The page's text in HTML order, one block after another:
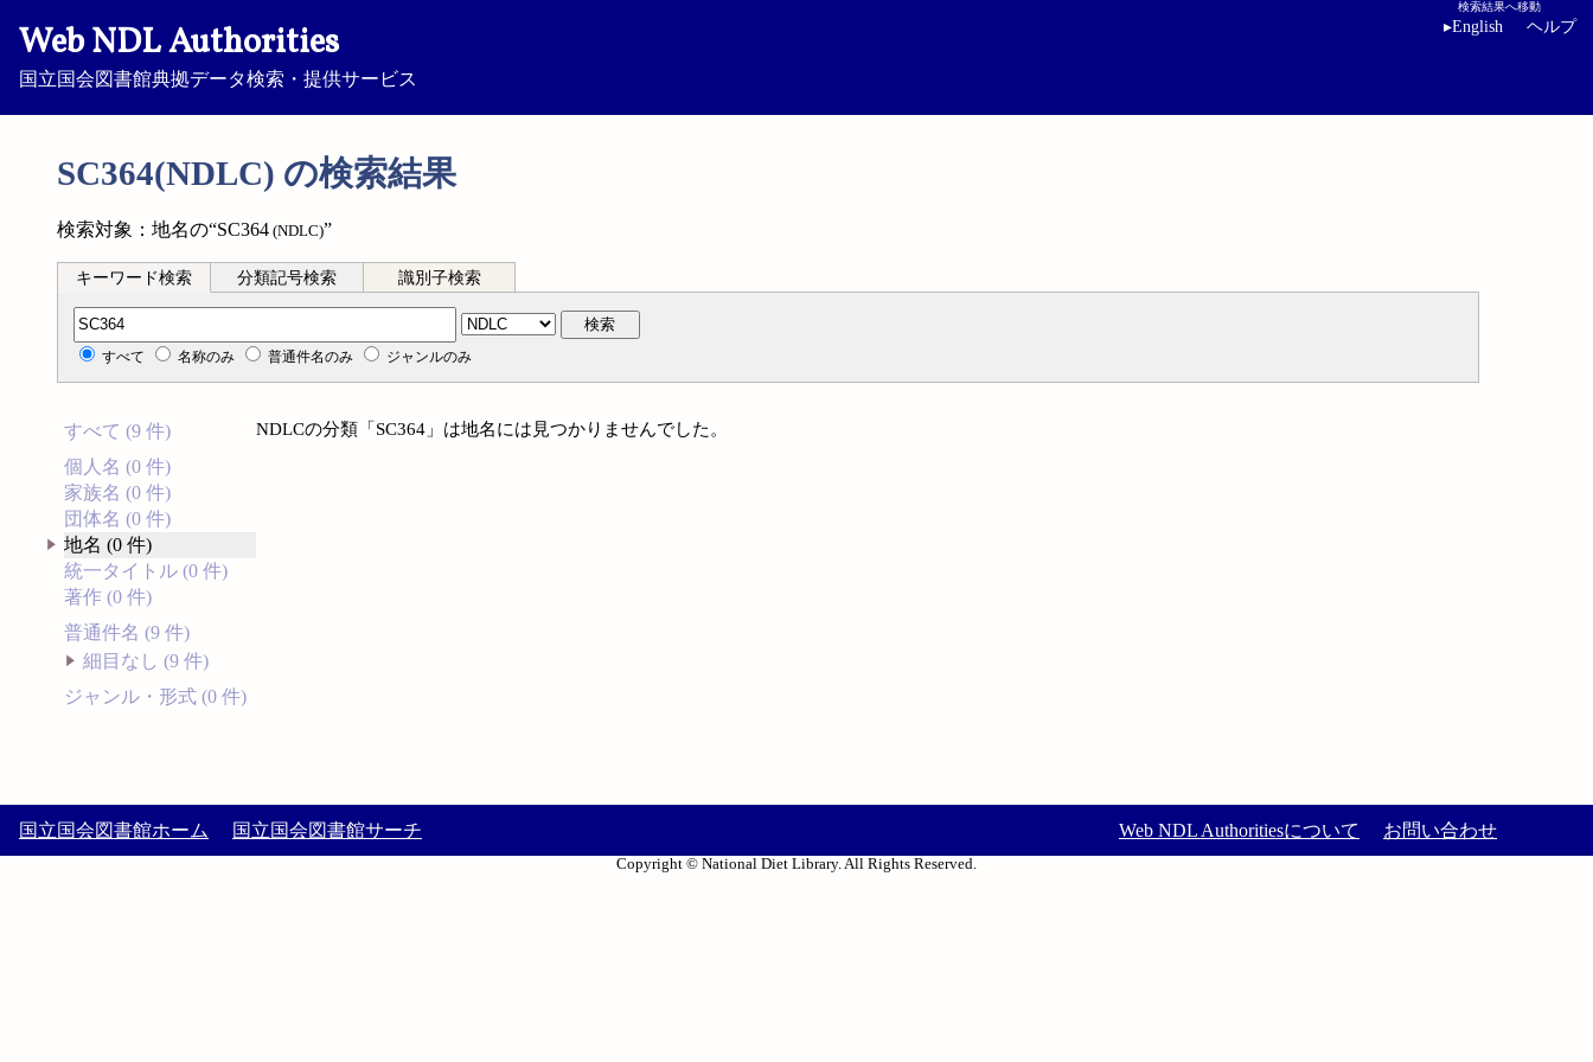
Web NDL Authorities
国立国会図書館典拠データ検索・提供サービス
検索結果へ移動
▸English ヘルプ
SC364(NDLC) の検索結果
検索対象：地名の“SC364 (NDLC)”
キーワード検索 分類記号検索 識別子検索
分類記号検索 検索
すべて 名称のみ 普通件名のみ ジャンルのみ
すべて (9 件)
個人名 (0 件)
家族名 (0 件)
団体名 (0 件)
地名 (0 件)
統一タイトル (0 件)
著作 (0 件)
普通件名 (9 件)
細目なし (9 件)
ジャンル・形式 (0 件)
NDLCの分類「SC364」は地名には見つかりませんでした。
国立国会図書館ホーム 国立国会図書館サーチ Web NDL Authoritiesについて お問い合わせ
Copyright © National Diet Library. All Rights Reserved.